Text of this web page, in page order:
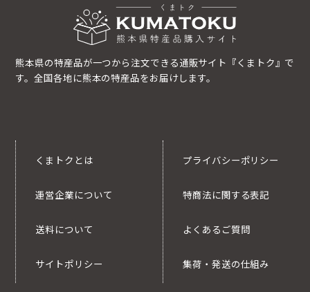
熊本県の特産品が一つから注文できる通販サイト『くまトク』で
す。全国各地に熊本の特産品をお届けします。
くまトクとは
運営企業について
送料について
サイトポリシー
プライバシーポリシー
特商法に関する表記
よくあるご質問
集荷・発送の仕組み